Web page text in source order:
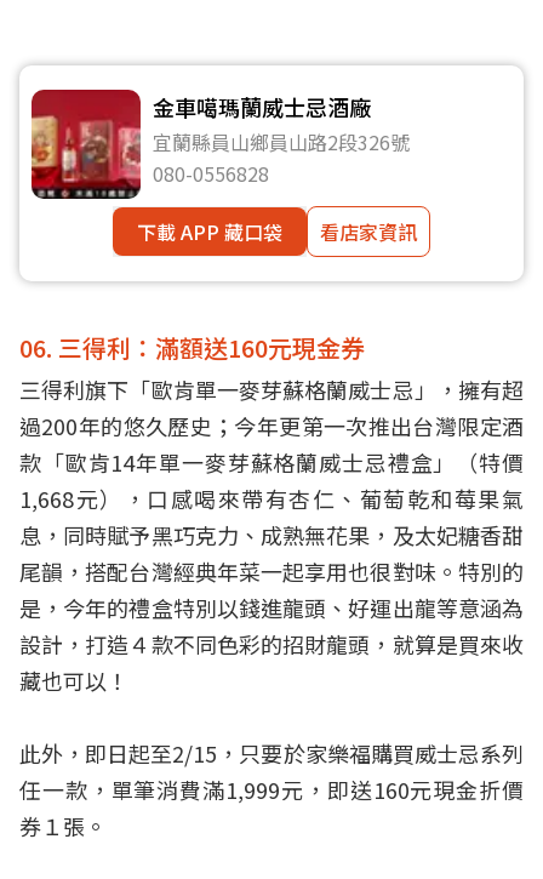
金車噶瑪蘭威士忌酒廠
宜蘭縣員山鄉員山路2段326號
080-0556828
下載 APP 藏口袋
看店家資訊
06. 三得利：滿額送160元現金券
三得利旗下「歐肯單一麥芽蘇格蘭威士忌」，擁有超
過200年的悠久歷史；今年更第一次推出台灣限定酒
款「歐肯14年單一麥芽蘇格蘭威士忌禮盒」（特價
1,668元），口感喝來帶有杏仁、葡萄乾和莓果氣
息，同時賦予黑巧克力、成熟無花果，及太妃糖香甜
尾韻，搭配台灣經典年菜一起享用也很對味。特別的
是，今年的禮盒特別以錢進龍頭、好運出龍等意涵為
設計，打造４款不同色彩的招財龍頭，就算是買來收
藏也可以！
此外，即日起至2/15，只要於家樂福購買威士忌系列
任一款，單筆消費滿1,999元，即送160元現金折價
券１張。